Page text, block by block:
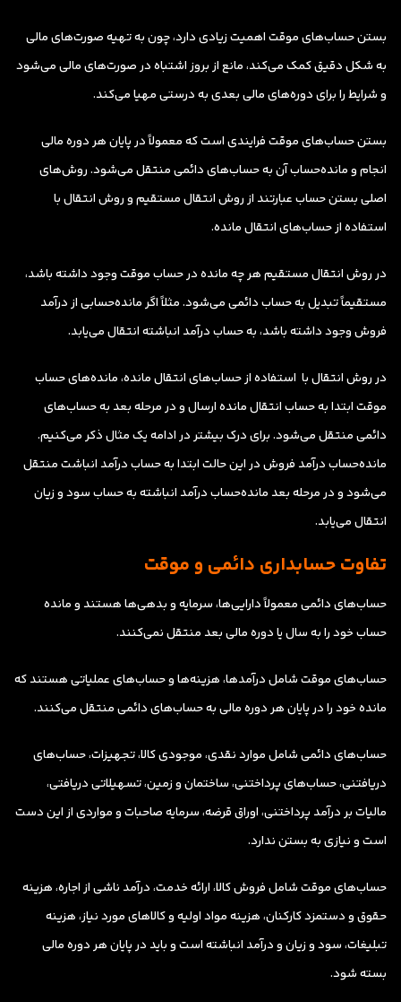
بستن حساب‌های موقت اهمیت زیادی دارد، چون به تهیه صورت‌های مالی
به شکل دقیق کمک می‌کند، مانع از بروز اشتباه در صورت‌های مالی می‌شود
و شرایط را برای دوره‌های مالی بعدی به درستی مهیا می‌کند.
بستن حساب‌های موقت فرایندی است که معمولاً در پایان هر دوره مالی
انجام و مانده‌حساب آن به حساب‌های دائمی منتقل می‌شود. روش‌های
اصلی بستن حساب عبارتند از روش انتقال مستقیم و روش انتقال با
استفاده از حساب‌های انتقال مانده.
در روش انتقال مستقیم هر چه مانده در حساب موقت وجود داشته باشد،
مستقیماً تبدیل به حساب دائمی می‌شود. مثلاً اگر مانده‌حسابی از درآمد
فروش وجود داشته باشد، به حساب درآمد انباشته انتقال می‌یابد.
در روش انتقال با استفاده از حساب‌های انتقال مانده، مانده‌های حساب
موقت ابتدا به حساب‌ انتقال مانده ارسال و در مرحله بعد به حساب‌های
دائمی منتقل می‌شود. برای درک بیشتر در ادامه یک مثال ذکر می‌کنیم.
مانده‌حساب درآمد فروش در این حالت ابتدا به حساب درآمد انباشت منتقل
می‌شود و در مرحله بعد مانده‌حساب درآمد انباشته به حساب سود و زیان
انتقال می‌یابد.
تفاوت حسابداری دائمی و موقت
حساب‌های دائمی معمولاً دارایی‌ها، سرمایه و بدهی‌ها هستند و مانده
حساب خود را به سال یا دوره مالی بعد منتقل نمی‌کنند.
حساب‌های موقت شامل درآمدها، هزینه‌ها و حساب‌های عملیاتی هستند که
مانده خود را در پایان هر دوره مالی به حساب‌های دائمی منتقل می‌کنند.
حساب‌های دائمی شامل موارد نقدی، موجودی کالا، تجهیزات، حساب‌های
دریافتنی، حساب‌های پرداختنی، ساختمان و زمین، تسهیلاتی دریافتی،
مالیات بر درآمد پرداختنی، اوراق قرضه، سرمایه صاحبات و مواردی از این دست
است و نیازی به بستن ندارد.
حساب‌های موقت شامل فروش کالا، ارائه خدمت، درآمد ناشی از اجاره، هزینه
حقوق و دستمزد کارکنان، هزینه مواد اولیه و کالاهای مورد نیاز، هزینه
تبلیغات، سود و زیان و درآمد انباشته است و باید در پایان هر دوره مالی
بسته شود.